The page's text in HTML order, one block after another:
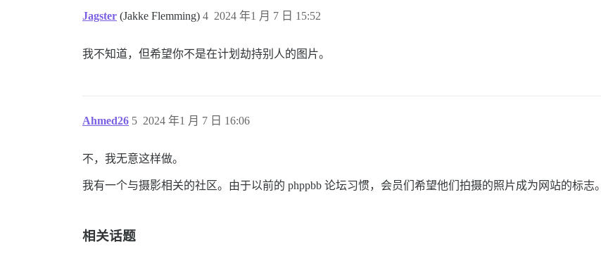
Jagster (Jakke Flemming) 2024 年1 月 7 日 15:52
4
我不知道，但希望你不是在计划劫持别人的图片。
Ahmed26 2024 年1 月 7 日 16:06
5
不，我无意这样做。
我有一个与摄影相关的社区。由于以前的 phppbb 论坛习惯，会员们希望他们拍摄的照片成为网站的标志。
相关话题